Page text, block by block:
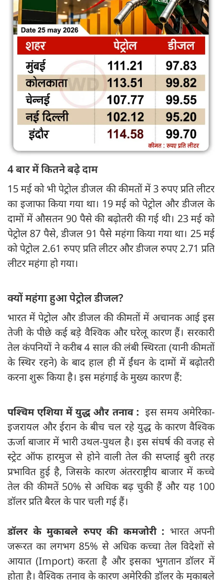
4 बार में कितने बढ़े दाम
15 मई को भी पेट्रोल डीजल की कीमतों में 3 रुपए प्रति लीटर
का इजाफा किया गया था। 19 मई को पेट्रोल और डीजल के
दामों में औसतन 90 पैसे की बढ़ोतरी की गई थी। 23 मई को
पेट्रोल 87 पैसे, डीजल 91 पैसे महंगा किया गया था। 25 मई
को पेट्रोल 2.61 रुपए प्रति लीटर और डीजल रुपए 2.71 प्रति
लीटर महंगा हो गया।
क्यों महंगा हुआ पेट्रोल डीजल?
भारत में पेट्रोल और डीजल की कीमतों में अचानक आई इस
तेजी के पीछे कई बड़े वैश्विक और घरेलू कारण हैं। सरकारी
तेल कंपनियों ने करीब 4 साल की लंबी स्थिरता (यानी कीमतों
के स्थिर रहने) के बाद हाल ही में ईंधन के दामों में बढ़ोतरी
करना शुरू किया है। इस महंगाई के मुख्य कारण हैं:
पश्चिम एशिया में युद्ध और तनाव : इस समय अमेरिका-
इजरायल और ईरान के बीच चल रहे युद्ध के कारण वैश्विक
ऊर्जा बाजार में भारी उथल-पुथल है। इस संघर्ष की वजह से
स्ट्रेट ऑफ हारमुज से होने वाली तेल की सप्लाई बुरी तरह
प्रभावित हुई है, जिसके कारण अंतरराष्ट्रीय बाजार में कच्चे
तेल की कीमतें 50% से अधिक बढ़ चुकी हैं और यह 100
डॉलर प्रति बैरल के पार चली गई हैं।
डॉलर के मुकाबले रुपए की कमजोरी : भारत अपनी
जरूरत का लगभग 85% से अधिक कच्चा तेल विदेशों से
आयात (Import) करता है और इसका भुगतान डॉलर में
होता है। वैश्विक तनाव के कारण अमेरिकी डॉलर के मुकाबले